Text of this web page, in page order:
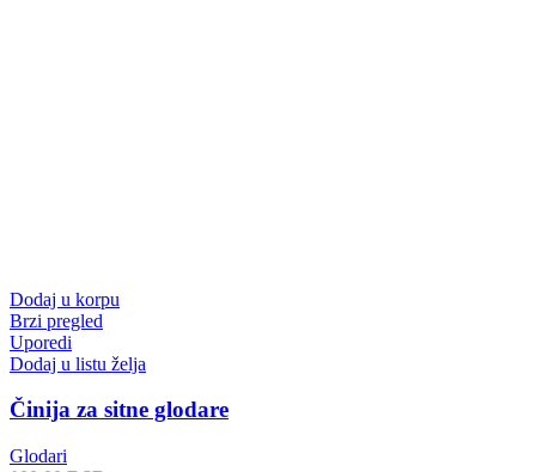
Dodaj u korpu
Brzi pregled
Uporedi
Dodaj u listu želja
Činija za sitne glodare
Glodari